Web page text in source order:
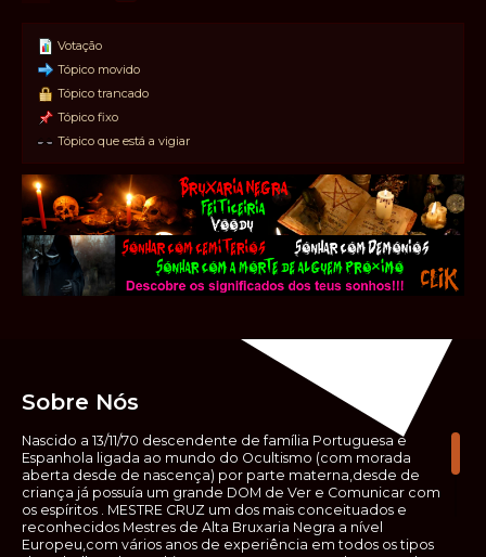
Votação
Tópico movido
Tópico trancado
Tópico fixo
Tópico que está a vigiar
Sobre Nós
Nascido a 13/11/70 descendente de família Portuguesa e
Espanhola ligada ao mundo do Ocultismo (com morada
aberta desde de nascença) por parte materna,desde de
criança já possuía um grande DOM de Ver e Comunicar com
os espíritos . MESTRE CRUZ um dos mais conceituados e
reconhecidos Mestres de Alta Bruxaria Negra a nível
Europeu,com vários anos de experiência em todos os tipos